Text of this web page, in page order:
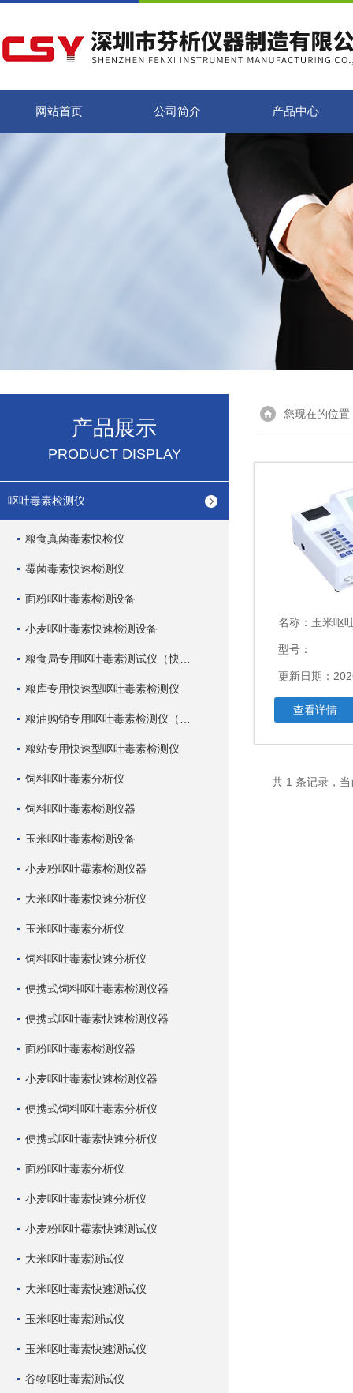
网站首页 公司简介 产品中心
产品展示
PRODUCT DISPLAY
呕吐毒素检测仪
粮食真菌毒素快检仪
霉菌毒素快速检测仪
面粉呕吐毒素检测设备
小麦呕吐毒素快速检测设备
粮库专用快速型呕吐毒素检测仪
粮站专用快速型呕吐毒素检测仪
饲料呕吐毒素分析仪
饲料呕吐毒素检测仪器
玉米呕吐毒素检测设备
小麦粉呕吐霉素检测仪器
大米呕吐毒素快速分析仪
玉米呕吐毒素分析仪
饲料呕吐毒素快速分析仪
便携式饲料呕吐毒素检测仪器
便携式呕吐毒素快速检测仪器
面粉呕吐毒素检测仪器
小麦呕吐毒素快速检测仪器
便携式饲料呕吐毒素分析仪
便携式呕吐毒素快速分析仪
面粉呕吐毒素分析仪
小麦呕吐毒素快速分析仪
小麦粉呕吐霉素快速测试仪
大米呕吐毒素测试仪
大米呕吐毒素快速测试仪
玉米呕吐毒素测试仪
玉米呕吐毒素快速测试仪
谷物呕吐毒素测试仪
您现在的位置
名称： 玉米呕
型号：
更新日期：
查看详情
共 1 条记录，